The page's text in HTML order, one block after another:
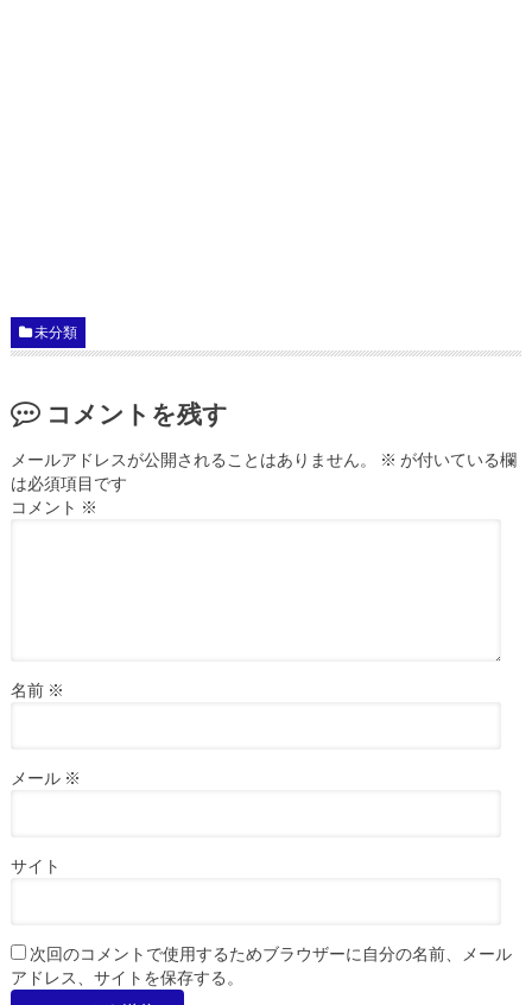
未分類
コメントを残す
メールアドレスが公開されることはありません。 ※ が付いている欄
は必須項目です
コメント ※
名前 ※
メール ※
サイト
次回のコメントで使用するためブラウザーに自分の名前、メール
アドレス、サイトを保存する。